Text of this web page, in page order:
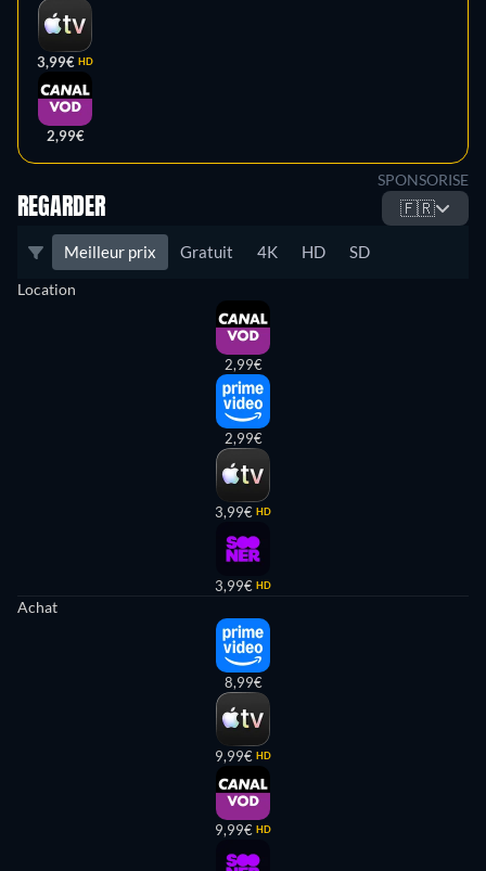
3,99€ HD
2,99€
SPONSORISE
REGARDER 🇫🇷
Meilleur prix Gratuit 4K HD SD
Location
2,99€
2,99€
3,99€ HD
3,99€ HD
Achat
8,99€
9,99€ HD
9,99€ HD